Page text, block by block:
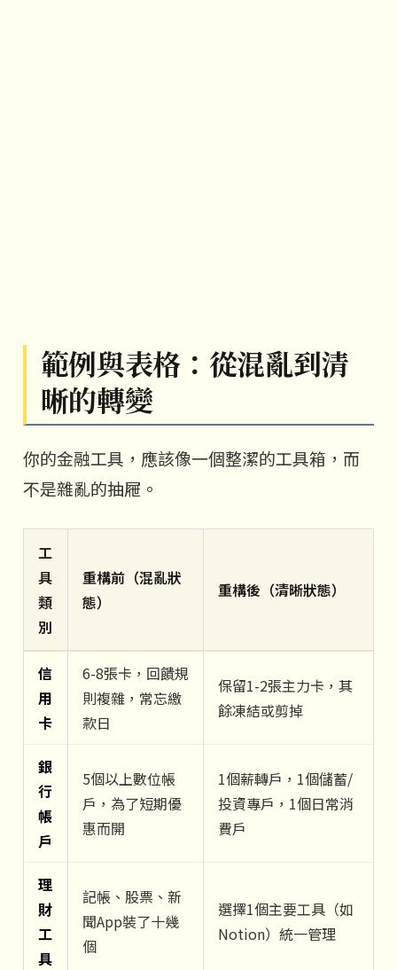
範例與表格：從混亂到清
晰的轉變
你的金融工具，應該像一個整潔的工具箱，而
不是雜亂的抽屜。
工
具
類
別
重構前（混亂狀
態）
重構後（清晰狀態）
信
用
卡
6-8張卡，回饋規
則複雜，常忘繳
款日
保留1-2張主力卡，其
餘凍結或剪掉
銀
行
帳
戶
5個以上數位帳
戶，為了短期優
惠而開
1個薪轉戶，1個儲蓄/
投資專戶，1個日常消
費戶
理
財
工
具
記帳、股票、新
聞App裝了十幾
個
選擇1個主要工具（如
Notion）統一管理